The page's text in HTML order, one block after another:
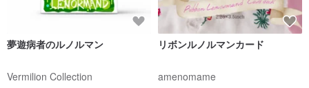
夢遊病者のルノルマン
Vermilion Collection
リボンルノルマンカード
amenomame